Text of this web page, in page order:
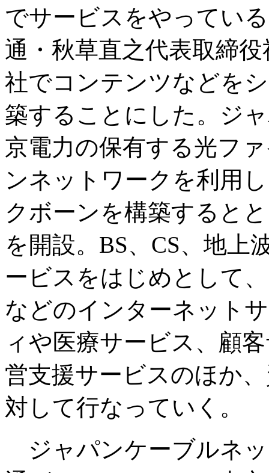
でサービスをやってい
通・秋草直之代表取締
社でコンテンツなどを
築することにした。ジ
京電力の保有する光フ
ンネットワークを利用
クボーンを構築すると
を開設。BS、CS、地上
ービスをはじめとして
などのインターネット
ィや医療サービス、顧
営支援サービスのほか
対して行なっていく。
ジャパンケーブルネッ